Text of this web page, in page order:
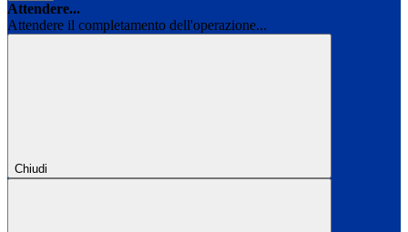
Attendere...
Attendere il completamento dell'operazione...
Chiudi